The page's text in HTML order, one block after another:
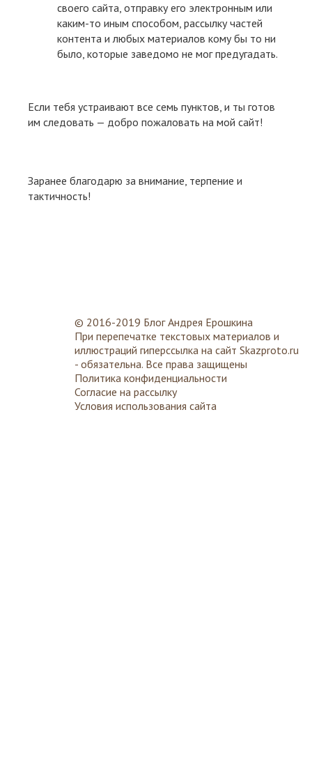
своего сайта, отправку его электронным или
каким-то иным способом, рассылку частей
контента и любых материалов кому бы то ни
было, которые заведомо не мог предугадать.
Если тебя устраивают все семь пунктов, и ты готов
им следовать — добро пожаловать на мой сайт!
Заранее благодарю за внимание, терпение и
тактичность!
© 2016-2019 Блог Андрея Ерошкина
При перепечатке текстовых материалов и
иллюстраций гиперссылка на сайт Skazproto.ru
- обязательна. Все права защищены
Политика конфиденциальности
Согласие на рассылку
Условия использования сайта